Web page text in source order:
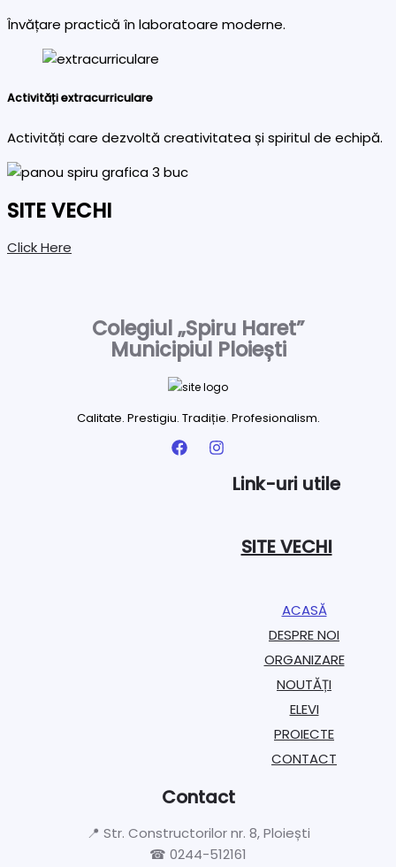
Învățare practică în laboratoare moderne.
Activități extracurriculare
Activități care dezvoltă creativitatea și spiritul de echipă.
SITE VECHI
Click Here
Colegiul „Spiru Haret”
Municipiul Ploiești
Calitate. Prestigiu. Tradiție. Profesionalism.
Link-uri utile
SITE VECHI
ACASĂ
DESPRE NOI
ORGANIZARE​
NOUTĂȚI
ELEVI
PROIECTE​
CONTACT
Contact
📍 Str. Constructorilor nr. 8, Ploiești
☎ 0244-512161